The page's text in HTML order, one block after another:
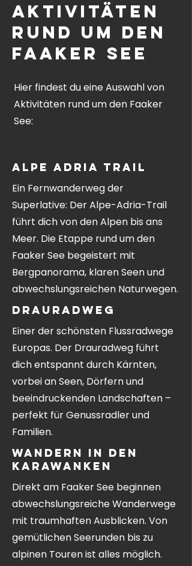
Aktivitäten
rund um den
Faaker See
Hier findest du eine Auswahl von
Aktivitäten rund um den Faaker
See:
Alpe Adria Trail
Ein Fernwanderweg der
Superlative: Der Alpe-Adria-Trail
führt dich von den Alpen bis ans
Meer. Die Etappe rund um den
Faaker See begeistert mit
Bergpanorama, klaren Seen und
abwechslungsreichen Naturwegen.
Drauradweg
Einer der schönsten Flussradwege
Europas. Der Drauradweg führt
dich entspannt durch Kärnten,
vorbei an Seen, Dörfern und
beeindruckenden Landschaften –
perfekt für Genussradler und
Familien.
Wandern in den
Karawanken
Direkt am Faaker See beginnen
abwechslungsreiche Wanderwege
mit traumhaften Ausblicken. Von
gemütlichen Seerunden bis zu
alpinen Touren ist alles möglich.